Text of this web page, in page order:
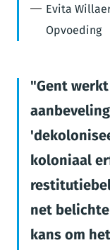
Evita
Opvoeding
Gent
koloniaal
net
kans om